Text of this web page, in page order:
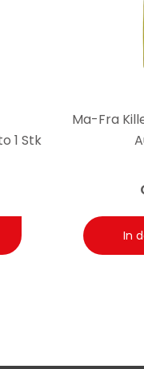
Lösen von
Bei leichtem
1 Stk
Ma-Fra
In